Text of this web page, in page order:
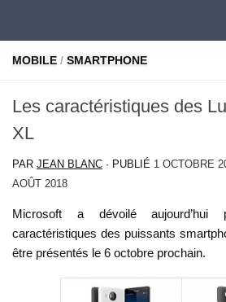
MOBILE / SMARTPHONE
Les caractéristiques des
XL
PAR JEAN BLANC · PUBLIÉ 1 OCTOBRE
AOÛT 2018
Microsoft a dévoilé aujourd’hui
caractéristiques des puissants
être présentés le 6 octobre prochain.